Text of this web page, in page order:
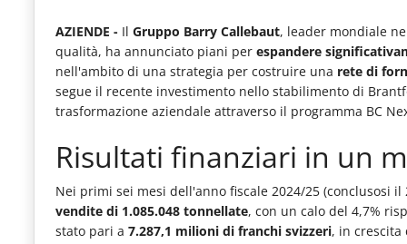
dei
consumi
fuoricasa,
del
Food
Service
e
tutte
AZIENDE - Il Gruppo Barry Callebaut, leader mondiale
qualità, ha annunciato piani per espandere
nell'ambito di una strategia per costruire una rete di
segue il recente investimento nello stabilimento di
trasformazione aziendale attraverso il programma BC
Risultati finanziari in un
Nei primi sei mesi dell'anno fiscale 2024/25 (conclusosi
vendite di 1.085.048 tonnellate, con un calo del 4,7%
stato pari a 7.287,1 milioni di franchi svizzeri, in crescita